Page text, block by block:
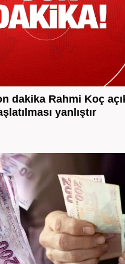
dakika Rahmi Koç
yanlıştır